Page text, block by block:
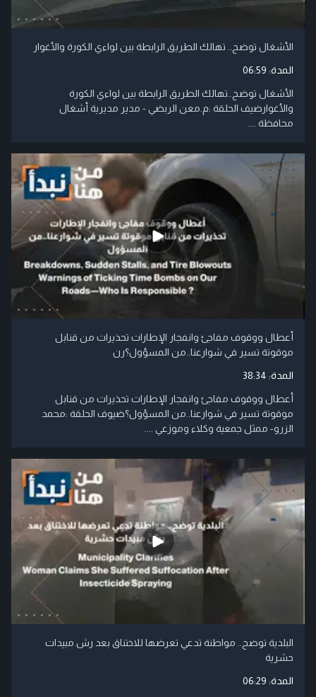
الأشغال توضح.. تهالك الطريق الرابطة بين لواءي الكورة والأغوار
المدة: 06:59
الأشغال توضح..تهالك الطريق الرابطة بين لواءي الكورة
والأغوارضيف الحلقة :م.معن الربضي - مدير مديرية أشغال
محافظة ....
أعطال ووقوف مفاجئ وانفجار الإطارات تحذيرات من قنابل
موقوتة تسير في شوارعنا..من المسؤول؟رن
المدة: 38:34
أعطال ووقوف مفاجئ وانفجار الإطارات تحذيرات من قنابل
موقوتة تسير في شوارعنا..من المسؤول؟ضيوف الحلقة :محمد
الزرو- ممثل جمعية وكلاء وموزعي ....
البلدية توضح.. مواطنة تدعي تعرضها للاختناق بعد رش مبيدات
حشرية
المدة: 06:29